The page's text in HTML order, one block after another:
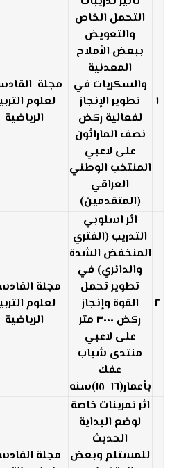
١
التحمل الخاص
والتعويض
ببعض الأملاح
المعدنية
والسكريات في
تطوير الإنجاز
لفعالية ركض
نصف الماراثون
على لاعبي
المنتخب الوطني
العراقي
(المتقدمين)
مجلة
لعلوم
الرياضية
٢
اثر اسلوبي
التدريب (الفتري
المنخفض الشدة
والدائري) في
تطوير تحمل
القوة وإنجاز
ركض ٣٠٠٠ متر
على لاعبي
منتدى شباب
عفك
بأعمار(١٦_١٨)سنه
مجلة
لعلوم
الرياضية
اثر تمرينات خاصة
لوضع البداية
الحديث
للمستلم وبعض مجلة